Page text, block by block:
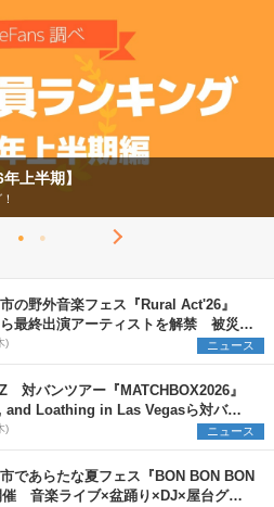
上半期】
の野外音楽フェス『Rural Act'26』
最終出演アーティストを解禁 被災地
クトの始動も発表
) ニュース
対バンツアー『MATCHBOX2026』
and Loathing in Las Vegasら対バン
を一斉解禁
) ニュース
であらたな夏フェス『BON BON BON
催 音楽ライブ×盆踊り×DJ×屋台グル